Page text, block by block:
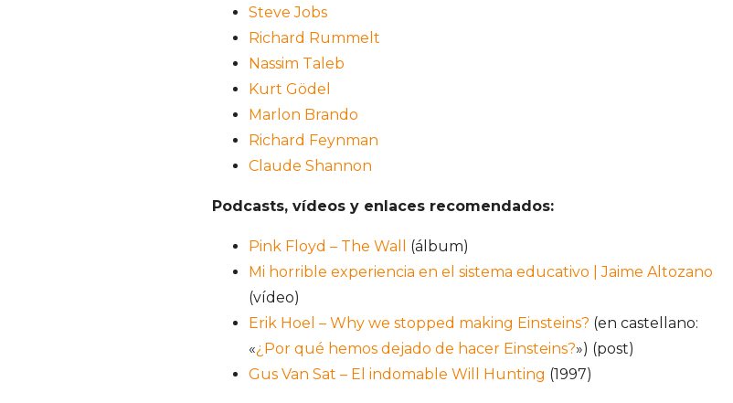
Steve Jobs
Richard Rummelt
Nassim Taleb
Kurt Gödel
Marlon Brando
Richard Feynman
Claude Shannon
Podcasts, vídeos y enlaces recomendados:
Pink Floyd – The Wall
(álbum)
Mi horrible experiencia en el sistema educativo | Jaime Altozano
(vídeo)
Erik Hoel – Why we stopped making Einsteins? (en castellano:
«¿Por qué hemos dejado de hacer Einsteins?») (post)
Gus Van Sat – El indomable Will Hunting (1997)